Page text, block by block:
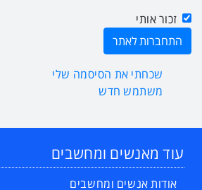
זכור אותי
שכחתי את הסיסמה שלי
משתמש חדש
עוד מאנשים ומחשבים
אודות אנשים ומחשבים